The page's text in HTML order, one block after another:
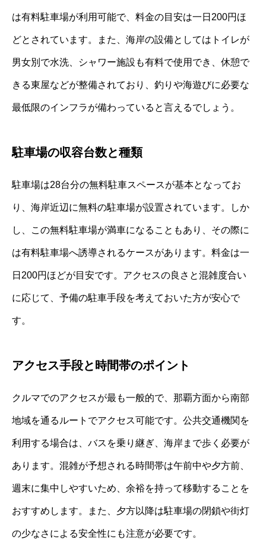
は有料駐車場が利用可能で、料金の目安は一日200円ほ
どとされています。また、海岸の設備としてはトイレが
男女別で水洗、シャワー施設も有料で使用でき、休憩で
きる東屋などが整備されており、釣りや海遊びに必要な
最低限のインフラが備わっていると言えるでしょう。
駐車場の収容台数と種類
駐車場は28台分の無料駐車スペースが基本となってお
り、海岸近辺に無料の駐車場が設置されています。しか
し、この無料駐車場が満車になることもあり、その際に
は有料駐車場へ誘導されるケースがあります。料金は一
日200円ほどが目安です。アクセスの良さと混雑度合い
に応じて、予備の駐車手段を考えておいた方が安心で
す。
アクセス手段と時間帯のポイント
クルマでのアクセスが最も一般的で、那覇方面から南部
地域を通るルートでアクセス可能です。公共交通機関を
利用する場合は、バスを乗り継ぎ、海岸まで歩く必要が
あります。混雑が予想される時間帯は午前中や夕方前、
週末に集中しやすいため、余裕を持って移動することを
おすすめします。また、夕方以降は駐車場の閉鎖や街灯
の少なさによる安全性にも注意が必要です。